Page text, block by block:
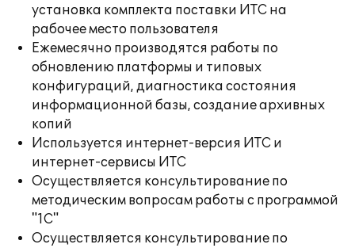
установка комплекта поставки ИТС на
рабочее место пользователя
Ежемесячно производятся работы по
обновлению платформы и типовых
конфигураций, диагностика состояния
информационной базы, создание архивных
копий
Используется интернет-версия ИТС и
интернет-сервисы ИТС
Осуществляется консультирование по
методическим вопросам работы с программой
"1С"
Осуществляется консультирование по